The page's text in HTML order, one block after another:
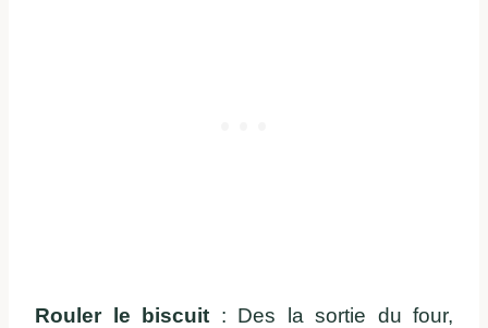
Rouler le biscuit : Des la sortie du four,